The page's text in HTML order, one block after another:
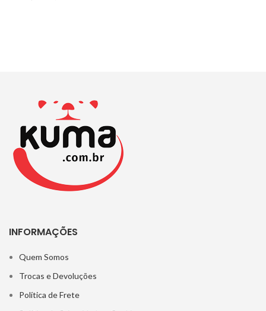
INFORMAÇÕES
Quem Somos
Trocas e Devoluções
Política de Frete